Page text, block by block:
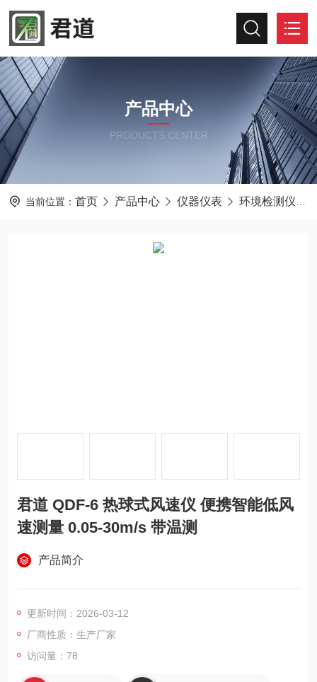
产品中心
PRODUCTS CENTER
当前位置： 首页 产品中心 仪器仪表 环境检测仪器
君道 QDF-6 热球式风速仪 便携智能低风
速测量 0.05-30m/s 带温测
产品简介
更新时间：2026-03-12
厂商性质：生产厂家
访问量：78